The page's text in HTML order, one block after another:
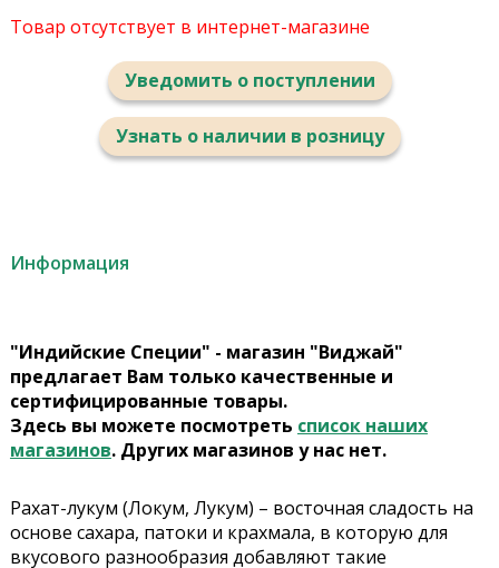
Товар отсутствует в интернет-магазине
Уведомить о поступлении
Узнать о наличии в розницу
Информация
"Индийские Специи" - магазин "Виджай"
предлагает Вам только качественные и
сертифицированные товары.
Здесь вы можете посмотреть список наших
магазинов. Других магазинов у нас нет.
Рахат-лукум (Локум, Лукум) – восточная сладость на
основе сахара, патоки и крахмала, в которую для
вкусового разнообразия добавляют такие